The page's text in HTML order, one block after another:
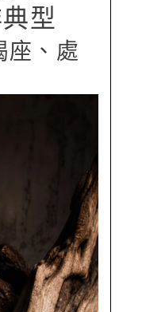
型
座、處